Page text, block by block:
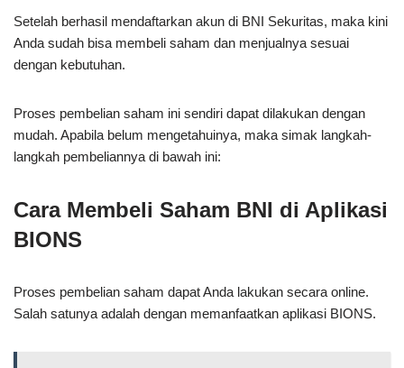
Setelah berhasil mendaftarkan akun di BNI Sekuritas, maka kini
Anda sudah bisa membeli saham dan menjualnya sesuai
dengan kebutuhan.
Proses pembelian saham ini sendiri dapat dilakukan dengan
mudah. Apabila belum mengetahuinya, maka simak langkah-
langkah pembeliannya di bawah ini:
Cara Membeli Saham BNI di Aplikasi
BIONS
Proses pembelian saham dapat Anda lakukan secara online.
Salah satunya adalah dengan memanfaatkan aplikasi BIONS.